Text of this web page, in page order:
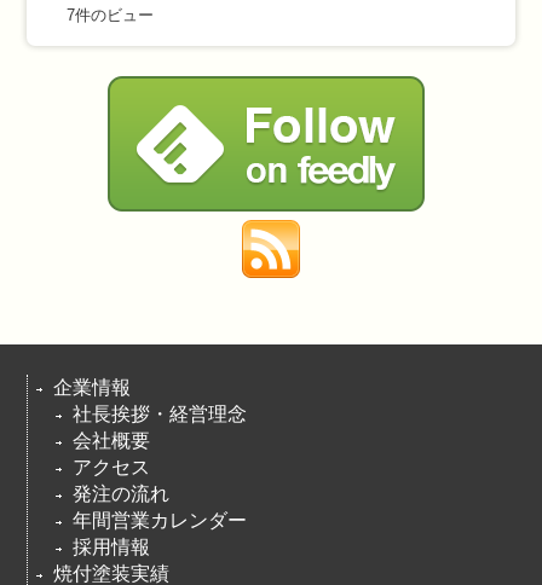
7件のビュー
企業情報
社長挨拶・経営理念
会社概要
アクセス
発注の流れ
年間営業カレンダー
採用情報
焼付塗装実績